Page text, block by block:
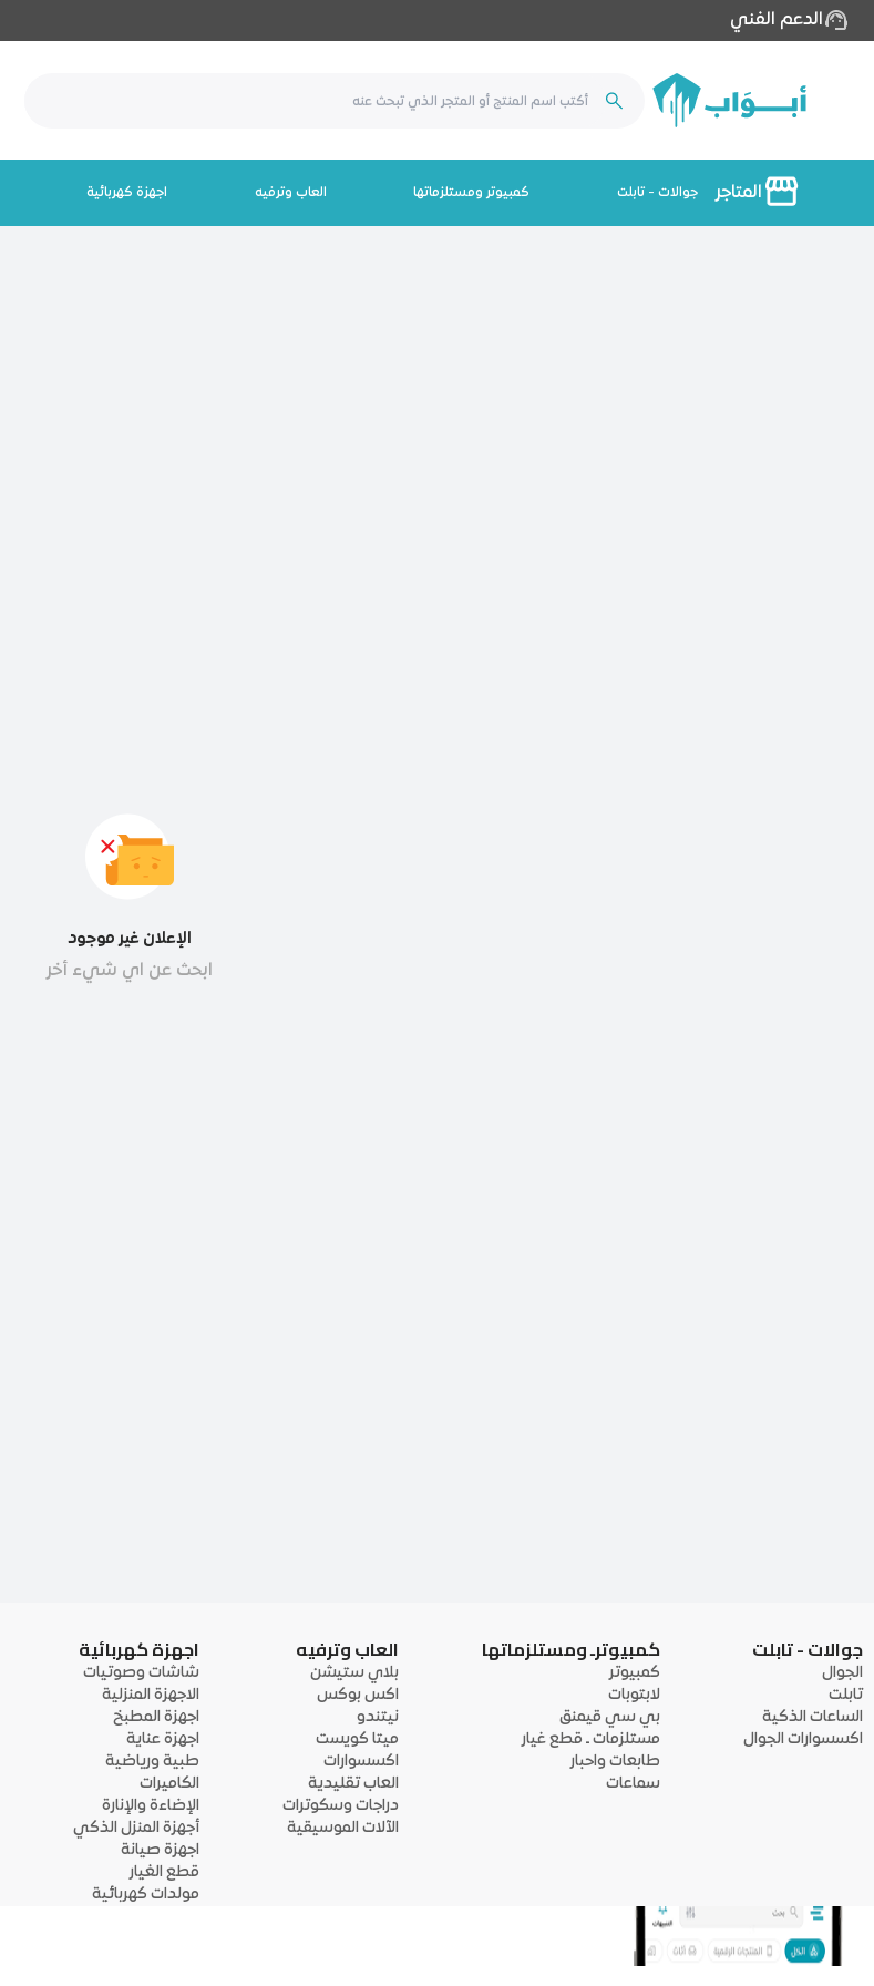
الدعم الفني
المتاجر جوالات - تابلت كمبيوتر ومستلزماتها العاب وترفيه اجهزة كهربائية
الإعلان غير موجود
ابحث عن اي شيء أخر
جوالات - تابلت
الجوال
تابلت
الساعات الذكية
اكسسوارات الجوال
كمبيوترـ ومستلزماتها
كمبيوتر
لابتوبات
بي سي قيمنق
مستلزمات ـ قطع غيار
طابعات واحبار
سماعات
العاب وترفيه
بلاي ستيشن
اكس بوكس
نيتندو
ميتا كويست
اكسسوارات
العاب تقليدية
دراجات وسكوترات
الآلات الموسيقية
اجهزة كهربائية
شاشات وصوتيات
الاجهزة المنزلية
اجهزة المطبخ
اجهزة عناية
طبية ورياضية
الكاميرات
الإضاءة والإنارة
أجهزة المنزل الذكي
اجهزة صيانة
قطع الغيار
مولدات كهربائية